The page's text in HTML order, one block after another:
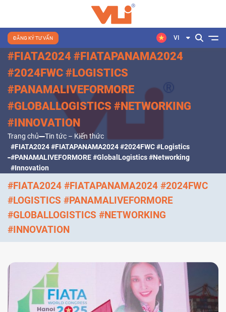
ĐĂNG KÝ TƯ VẤN VI
#FIATA2024 #FIATAPANAMA2024
#2024FWC #LOGISTICS
#PANAMALIVEFORMORE
#GLOBALLOGISTICS #NETWORKING
#INNOVATION
Trang chủ
Tin tức – Kiến thức
#FIATA2024 #FIATAPANAMA2024 #2024FWC #Logistics
#PANAMALIVEFORMORE #GlobalLogistics #Networking
#Innovation
#FIATA2024 #FIATAPANAMA2024 #2024FWC
#LOGISTICS #PANAMALIVEFORMORE
#GLOBALLOGISTICS #NETWORKING
#INNOVATION